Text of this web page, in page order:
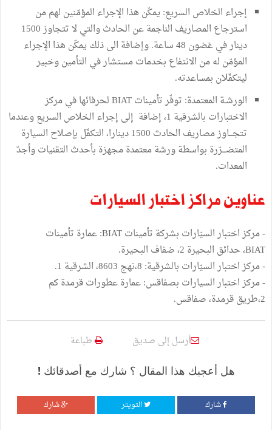
إجراء الخلاص السريع: يمكّن هذا الإجراء المؤمّنين لهم من
استرجاع المصاريف الناجمة عن الحادث والتي لا تتجاوز 1500
دينار في غضون 48 ساعة. وإضافة الى ذلك يمكّن هذا الإجراء
المؤمّن له من الانتفاع بخدمات مستشار في التأمين وخبير
ليتكفّلان بمساعدته.
الورشـة المعتمدة: توفّر تأمينات BIAT لحرفائها في مركز
الاختبارات بالشرقية 1، إضافة إلى إجراء الخلاص السريع وعندما
تتجـــاوز مصاريف الحادث 1500 دينارا، التكفّل بإصلاح السيارة
المتضـــرّرة بواسطة ورشة معتمدة مجهزة بأحدث التقنيات وأجدّ
المعدات.
عناوين مراكز اختبار السيارات
- مركز اختبار السيّارات بشركة تأمينات BIAT: عمارة تأمينات
BIAT، حدائق البحيرة 2، ضفاف البحيرة.
- مركز اختبار السيّارات بالشرقية: 8،نهج 8603، الشرقية 1.
- مركز اختبار السيارات بصفاقس: عمارة عطورات قرمدة كم
2،طريق قرمدة، صفاقس.
أرسل إلى صديق طباعة
هل أعجبك هذا المقال ؟ شارك مع أصدقائك !
شارك التويتر شارك